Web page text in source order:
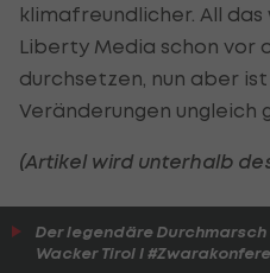
klimafreundlicher. All
Liberty Media schon vor
durchsetzen, nun aber
Veränderungen ungleich
(Artikel wird unterhalb
Der legendäre Durchmarsch
Wacker Tirol I